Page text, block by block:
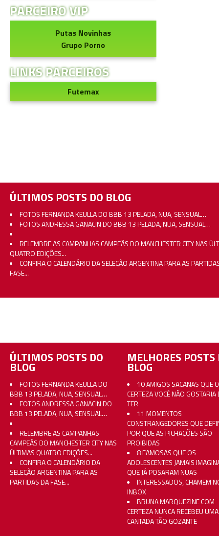
PARCEIRO VIP
Putas Novinhas
Grupo Porno
LINKS PARCEIROS
Futemax
ÚLTIMOS POSTS DO BLOG
FOTOS FERNANDA KEULLA DO BBB 13 PELADA, NUA, SENSUAL…
FOTOS ANDRESSA GANACIN DO BBB 13 PELADA, NUA, SENSUAL…
RELEMBRE AS CAMPANHAS CAMPEÃS DO MANCHESTER CITY NAS
QUATRO EDIÇÕES...
CONFIRA O CALENDÁRIO DA SELEÇÃO ARGENTINA PARA AS
FASE...
ÚLTIMOS POSTS DO
BLOG
FOTOS FERNANDA KEULLA DO
BBB 13 PELADA, NUA, SENSUAL…
FOTOS ANDRESSA GANACIN DO
BBB 13 PELADA, NUA, SENSUAL…
RELEMBRE AS CAMPANHAS
CAMPEÃS DO MANCHESTER CITY NAS
ÚLTIMAS QUATRO EDIÇÕES...
CONFIRA O CALENDÁRIO DA
SELEÇÃO ARGENTINA PARA AS
PARTIDAS DA FASE...
MELHORES POSTS
BLOG
10 AMIGOS SACANAS QUE
CERTEZA VOCÊ NÃO GOSTARIA
TER
11 MOMENTOS
CONSTRANGEDORES QUE
POR QUE AS PICHAÇÕES SÃO
PROIBIDAS
8 FAMOSAS QUE OS
ADOLESCENTES JAMAIS
QUE JÁ POSARAM NUAS
INTERESSADOS, CHAMEM
INBOX
BRUNA MARQUEZINE COM
CERTEZA NUNCA RECEBEU UMA
CANTADA TÃO GOZANTE